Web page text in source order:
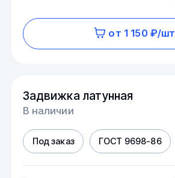
от 1 150 ₽/шт
Задвижка латунная
В наличии
Под заказ ГОСТ 9698-86